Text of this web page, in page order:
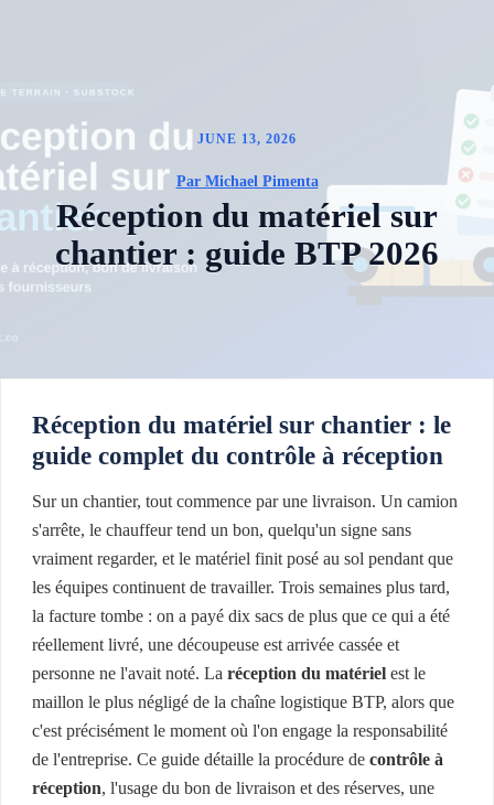
JUNE 13, 2026
Par Michael Pimenta
Réception du matériel sur
chantier : guide BTP 2026
Réception du matériel sur chantier : le
guide complet du contrôle à réception
Sur un chantier, tout commence par une livraison. Un camion
s'arrête, le chauffeur tend un bon, quelqu'un signe sans
vraiment regarder, et le matériel finit posé au sol pendant que
les équipes continuent de travailler. Trois semaines plus tard,
la facture tombe : on a payé dix sacs de plus que ce qui a été
réellement livré, une découpeuse est arrivée cassée et
personne ne l'avait noté. La réception du matériel est le
maillon le plus négligé de la chaîne logistique BTP, alors que
c'est précisément le moment où l'on engage la responsabilité
de l'entreprise. Ce guide détaille la procédure de contrôle à
réception, l'usage du bon de livraison et des réserves, une